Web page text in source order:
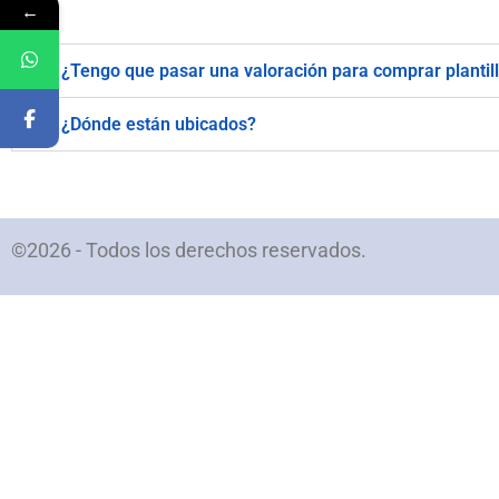
¿Tengo que pasar una valoración para comprar
¿Dónde están ubicados?
©2026 - Todos los derechos reservados.
←